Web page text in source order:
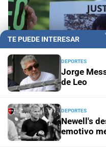
Penas máximas
TE PUEDE INTERESAR
DEPORTES
Jorge
de Leo
DEPORTES
Newell's
emotivo